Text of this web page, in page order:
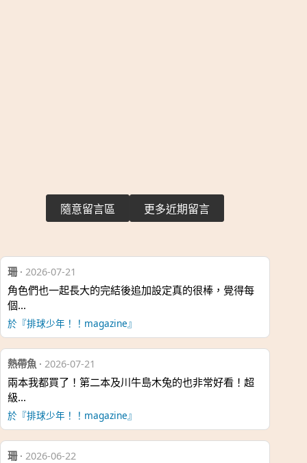
隨意留言區 更多近期留言
珊· 2026-07-21
角色們也一起長大的完結後追加設定真的很棒，覺得每
個…
於『排球少年！！magazine』
熱帶魚 · 2026-07-21
兩本我都買了！第二本及川牛島木兔的也非常好看！超
級…
於『排球少年！！magazine』
珊· 2026-06-22